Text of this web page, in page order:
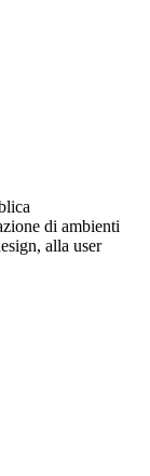
di ambienti
alla user